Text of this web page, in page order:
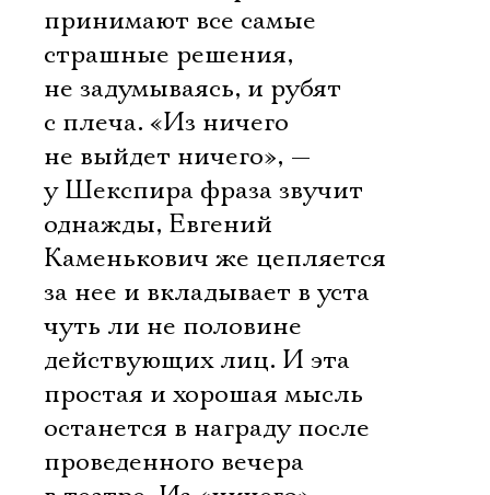
принимают все самые
страшные решения,
не задумываясь, и рубят
с плеча. «Из ничего
не выйдет ничего», —
у Шекспира фраза звучит
однажды, Евгений
Каменькович же цепляется
за нее и вкладывает в уста
чуть ли не половине
действующих лиц. И эта
простая и хорошая мысль
останется в награду после
проведенного вечера